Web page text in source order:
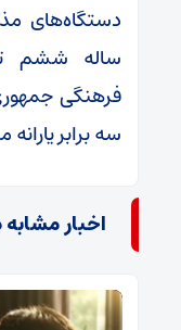
ساله ششم
فرهنگی
سه برابر
اخبار